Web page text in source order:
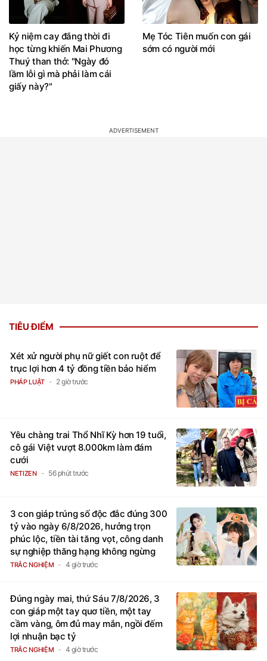
Kỷ niệm cay đắng thời đi
học từng khiến Mai Phương
Thuý than thở: "Ngày đó
lầm lỗi gì mà phải làm cái
giấy này?"
Mẹ Tóc Tiên muốn con gái
sớm có người mới
TIÊU ĐIỂM
Xét xử người phụ nữ giết con ruột để
trục lợi hơn 4 tỷ đồng tiền bảo hiểm
PHÁP LUẬT 2 giờ trước
Yêu chàng trai Thổ Nhĩ Kỳ hơn 19 tuổi,
cô gái Việt vượt 8.000km làm đám
cưới
NETIZEN 56 phút trước
3 con giáp trúng số độc đắc đúng 300
tỷ vào ngày 6/8/2026, hưởng trọn
phúc lộc, tiền tài tăng vọt, công danh
sự nghiệp thăng hạng không ngừng
TRẮC NGHIỆM 4 giờ trước
Đúng ngày mai, thứ Sáu 7/8/2026, 3
con giáp một tay quơ tiền, một tay
cầm vàng, ôm đủ may mắn, ngồi đếm
lợi nhuận bạc tỷ
TRẮC NGHIỆM 4 giờ trước